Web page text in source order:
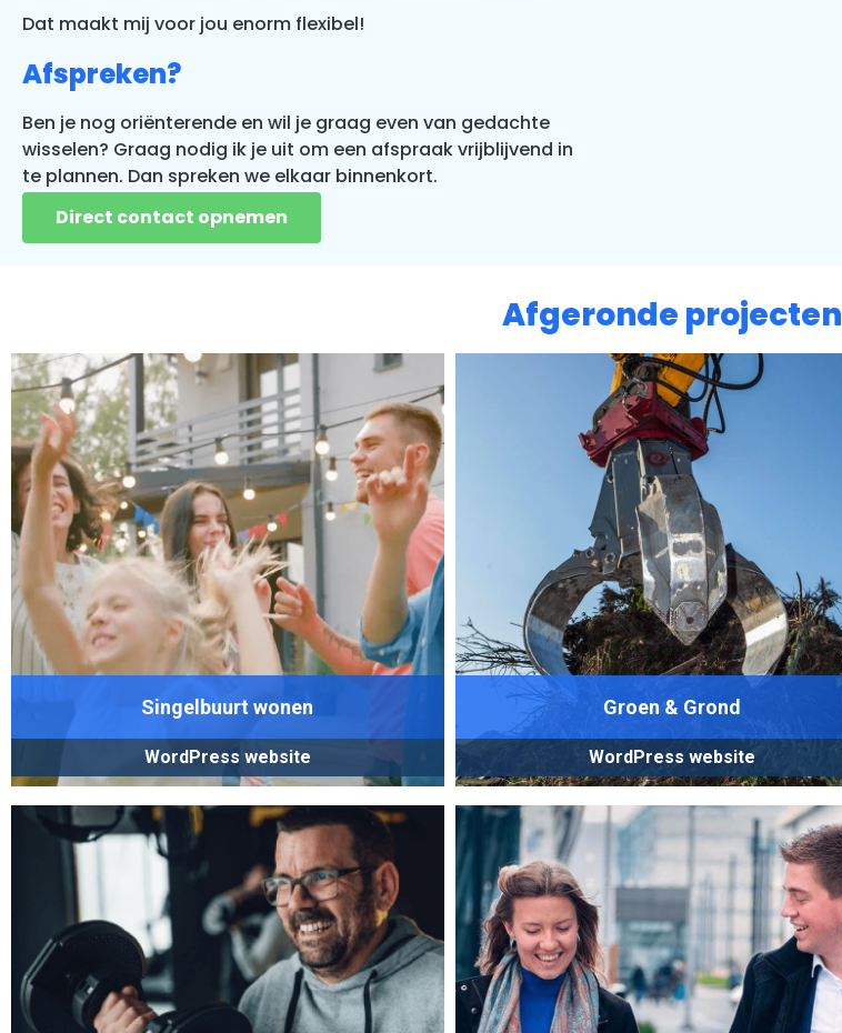
Dat maakt mij voor jou enorm flexibel!
Afspreken?
Ben je nog oriënterende en wil je graag even van gedachte
wisselen? Graag nodig ik je uit om een afspraak vrijblijvend in
te plannen. Dan spreken we elkaar binnenkort.
Direct contact opnemen
Afgeronde projecten
Singelbuurt wonen
WordPress website
Groen & Grond
WordPress website